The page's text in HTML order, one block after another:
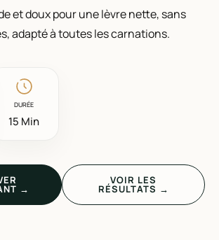
et doux pour une lèvre nette, sans
adapté à toutes les carnations.
DURÉE
15 Min
→
VOIR LES
RÉSULTATS →